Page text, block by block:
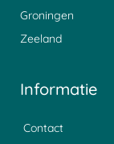
Groningen
Zeeland
Informatie
Contact